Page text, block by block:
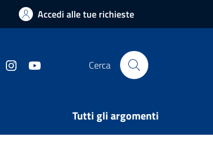
Accedi alle tue richieste
FacebookInstagram Cerca
Tutti gli argomenti